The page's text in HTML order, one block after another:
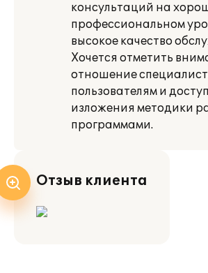
консультаций на
профессиональном
высокое качество
Хочется отметить
отношение
пользователям и
изложения методики
программами.
Отзыв клиента